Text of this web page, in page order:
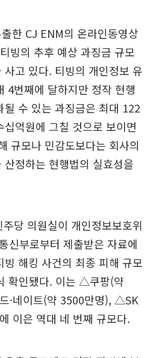
한 CJ ENM의 온라인동영상
빙의 추후 예상 과징금 규모
고 있다. 티빙의 개인정보 유
4번째에 달하지만 정작 현행
될 수 있는 과징금은 최대 122
억원에 그칠 것으로 보이면
규모나 민감도보다는 회사의
정하는 현행법의 실효성을
당 의원실이 개인정보보호위
신부로부터 제출받은 자료에
해킹 사건의 최종 피해 규모
확인됐다. 이는 △쿠팡(약
·네이트(약 3500만명), △SK
이은 역대 네 번째 규모다.